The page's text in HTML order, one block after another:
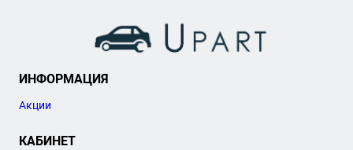
ИНФОРМАЦИЯ
Акции
КАБИНЕТ